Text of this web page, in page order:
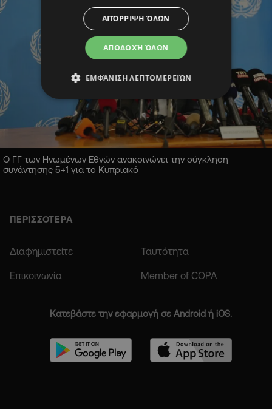
Ο ΓΓ των Ηνωμένων Εθνών ανακοινώνει την σύγκληση
συνάντησης 5+1 για το Κυπριακό
ΠΕΡΙΣΣΟΤΕΡΑ
Διαφημιστείτε Ταυτότητα
Επικοινωνία Member of COPA
Κατεβάστε την εφαρμογή σε Android ή iOS.
ΑΠΟΔΟΧΉ ΌΛΩΝ
ΑΠΌΡΡΙΨΗ ΌΛΩΝ
ΕΜΦΆΝΙΣΗ ΛΕΠΤΟΜΕΡΕΙΏΝ